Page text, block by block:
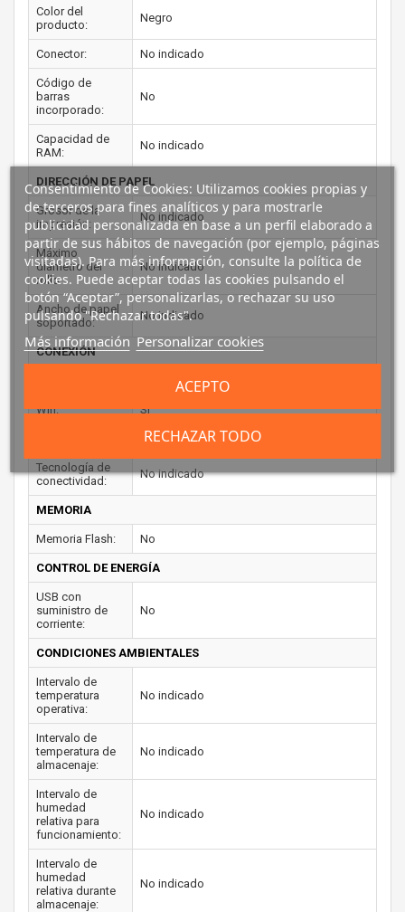
Color del
producto:
Negro
Conector: No indicado
Código de
barras
incorporado:
No
Capacidad de
RAM:
No indicado
DIRECCIÓN DE PAPEL
Grosor de la
impresión:
No indicado
Máximo
diámetro del
rollo:
No indicado
Ancho de papel
soportado:
No indicado
CONEXIÓN
Wifi: Si
PUERTOS E INTERFACES
Tecnología de
conectividad:
No indicado
MEMORIA
Memoria Flash: No
CONTROL DE ENERGÍA
USB con
suministro de
corriente:
No
CONDICIONES AMBIENTALES
Intervalo de
temperatura
operativa:
No indicado
Intervalo de
temperatura de
almacenaje:
No indicado
Intervalo de
humedad
relativa para
funcionamiento:
No indicado
Intervalo de
humedad
relativa durante
almacenaje:
No indicado
Consentimiento de Cookies: Utilizamos cookies propias y
de terceros para fines analíticos y para mostrarle
publicidad personalizada en base a un perfil elaborado a
partir de sus hábitos de navegación (por ejemplo, páginas
visitadas). Para más información, consulte la política de
cookies. Puede aceptar todas las cookies pulsando el
botón “Aceptar”, personalizarlas, o rechazar su uso
pulsando "Rechazar todas".
Más información Personalizar cookies
RECHAZAR TODO
ACEPTO